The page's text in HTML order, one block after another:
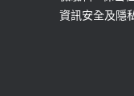
2025-09-30
資訊安全及隱